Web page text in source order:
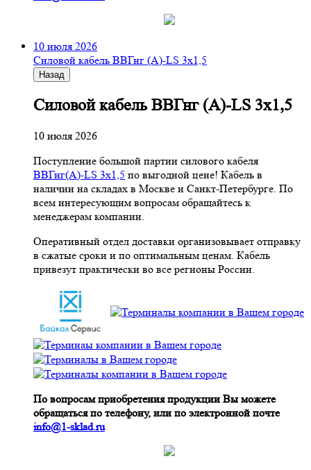
10 июля 2026
Cиловой кабель ВВГнг (A)-LS 3х1,5
Назад
Cиловой кабель ВВГнг (A)-LS 3х1,5
10 июля 2026
Поступление большой партии силового кабеля
ВВГнг(A)-LS 3х1,5 по выгодной цене! Кабель в
наличии на складах в Москве и Санкт-Петербурге. По
всем интересующим вопросам обращайтесь к
менеджерам компании.
Оперативный отдел доставки организовывает отправку
в сжатые сроки и по оптимальным ценам. Кабель
привезут практически во все регионы России.
По вопросам приобретения продукции Вы можете
обращаться по телефону, или по электронной почте
info@1-sklad.ru